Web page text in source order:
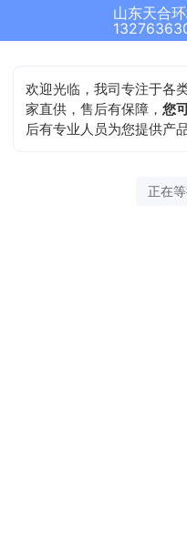
欢迎光临，我司专注于各
家直供，售后有保障，您
后有专业人员为您提供产
正在